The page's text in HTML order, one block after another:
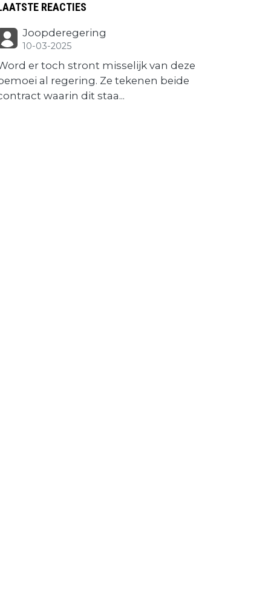
REACTIES
Joopderegering
10-03-2025
er toch stront misselijk van deze
al regering. Ze tekenen beide
waarin dit staa...